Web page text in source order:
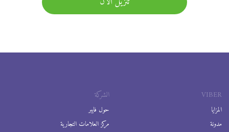
VIBER
المزايا
مدونة
الشركة
حول فايبر
مركز العلامات التجارية